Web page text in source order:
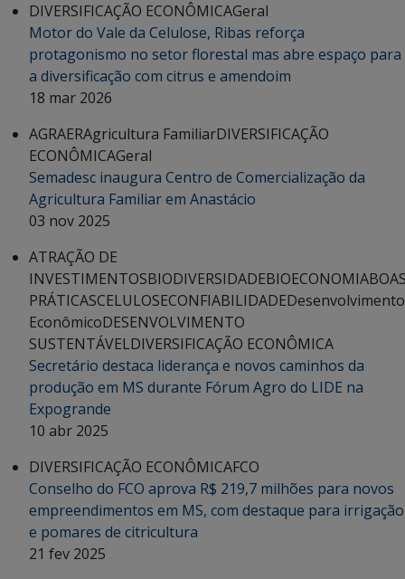
DIVERSIFICAÇÃO ECONÔMICAGeral
Motor do Vale da Celulose, Ribas reforça
protagonismo no setor florestal mas abre espaço para
a diversificação com citrus e amendoim
18 mar 2026
AGRAERAgricultura FamiliarDIVERSIFICAÇÃO
ECONÔMICAGeral
Semadesc inaugura Centro de Comercialização da
Agricultura Familiar em Anastácio
03 nov 2025
ATRAÇÃO DE
INVESTIMENTOSBIODIVERSIDADEBIOECONOMIA
PRÁTICASCELULOSECONFIABILIDADEDesenvolvimento
EconômicoDESENVOLVIMENTO
SUSTENTÁVELDIVERSIFICAÇÃO ECONÔMICA
Secretário destaca liderança e novos caminhos da
produção em MS durante Fórum Agro do LIDE na
Expogrande
10 abr 2025
DIVERSIFICAÇÃO ECONÔMICAFCO
Conselho do FCO aprova R$ 219,7 milhões para novos
empreendimentos em MS, com destaque para irrigação
e pomares de citricultura
21 fev 2025